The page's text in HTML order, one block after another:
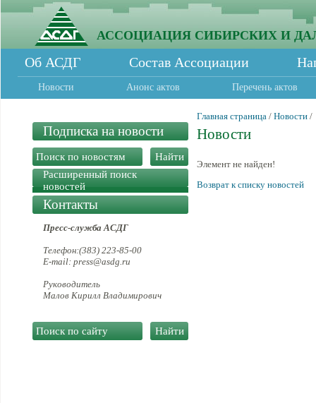
АССОЦИАЦИЯ СИБИРСКИХ И
Об АСДГ Состав Ассоциации
Новости Анонс актов Перечень актов
Подписка на новости
Расширенный поиск
новостей
Контакты
Пресс-служба АСДГ
Телефон:(383) 223-85-00
E-mail: press@asdg.ru
Руководитель
Малов Кирилл Владимирович
Главная страница / Новости /
Новости
Элемент не найден!
Возврат к списку новостей